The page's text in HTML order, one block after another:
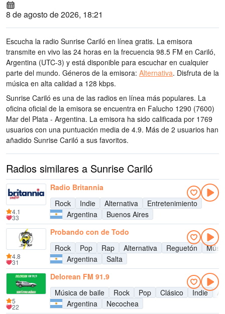
8 de agosto de 2026, 18:21
Escucha la radio Sunrise Cariló en línea gratis. La emisora
transmite en vivo las 24 horas en la frecuencia 98.5 FM en Cariló,
Argentina (UTC-3) y está disponible para escuchar en cualquier
parte del mundo. Géneros de la emisora: Alternativa. Disfruta de la
música en alta calidad a 128 kbps.
Sunrise Cariló es una de las radios en línea más populares. La
oficina oficial de la emisora se encuentra en Falucho 1290 (7600)
Mar del Plata - Argentina. La emisora ha sido calificada por 1769
usuarios con una puntuación media de 4.9. Más de 2 usuarios han
añadido Sunrise Cariló a sus favoritos.
Radios similares a Sunrise Cariló
Radio Britannia
Rock
Indie Alternativa
Entretenimiento
Argentina
Buenos Aires
4.1
33
Probando con de Todo
Rock
Pop Rap Alternativa Reguetón
Argentina
Salta
4.8
31
Delorean FM 91.9
Música de baile
Rock Pop Clásico Indie
Argentina
Necochea
5
22